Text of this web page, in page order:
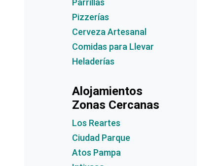
Parrillas
Pizzerías
Cerveza Artesanal
Comidas para Llevar
Heladerías
Alojamientos
Zonas Cercanas
Los Reartes
Ciudad Parque
Atos Pampa